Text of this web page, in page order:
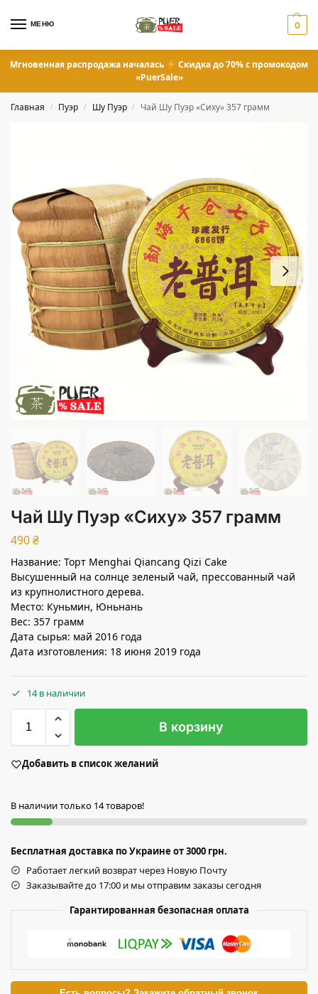
МЕНЮ 0
Мгновенная распродажа началась
Скидка до 70% с промокодом
«PuerSale»
Главная / Пуэр / Шу Пуэр / Чай Шу Пуэр «Сиху» 357 грамм
Чай Шу Пуэр «Сиху» 357 грамм
490₴
Название: Торт Menghai Qiancang Qizi Cake
Высушенный на солнце зеленый чай, прессованный чай
из крупнолистного дерева.
Место: Куньмин, Юньнань
Вес: 357 грамм
Дата сырья: май 2016 года
Дата изготовления: 18 июня 2019 года
14 в наличии
В корзину
Добавить в список желаний
В наличии только 14 товаров!
Бесплатная доставка по Украине от 3000 грн.
Работает легкий возврат через Новую Почту
Заказывайте до 17:00 и мы отправим заказы сегодня
Гарантированная безопасная оплата